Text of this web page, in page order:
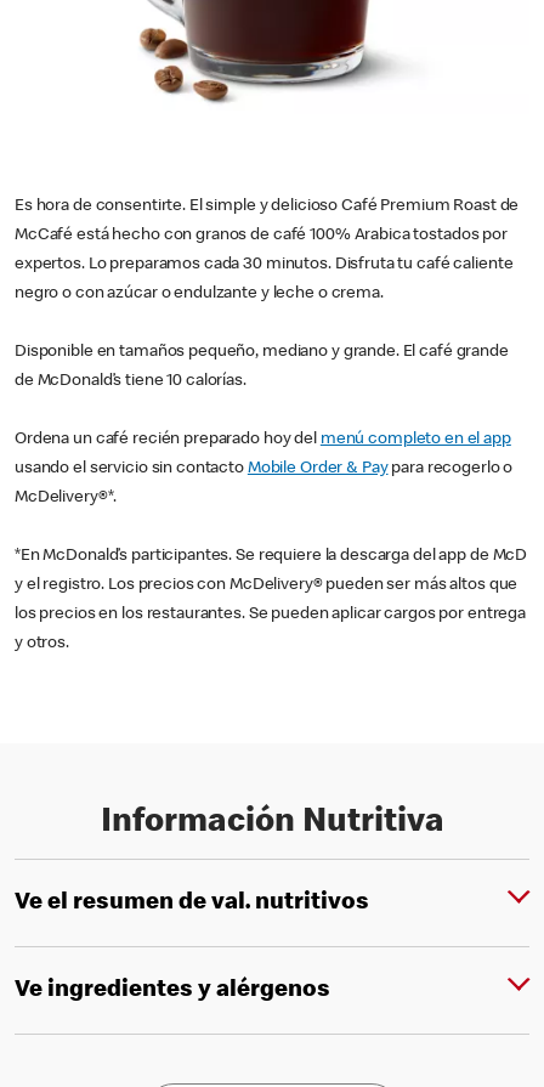
Es hora de consentirte. El simple y delicioso Café Premium Roast de
McCafé está hecho con granos de café 100% Arabica tostados por
expertos. Lo preparamos cada 30 minutos. Disfruta tu café caliente
negro o con azúcar o endulzante y leche o crema.
Disponible en tamaños pequeño, mediano y grande. El café grande
de McDonald’s tiene 10 calorías.
Ordena un café recién preparado hoy del menú completo en el app
usando el servicio sin contacto Mobile Order & Paypara recogerlo o
McDelivery®*.
*En McDonald’s participantes. Se requiere la descarga del app de McD
y el registro. Los precios con McDelivery® pueden ser más altos que
los precios en los restaurantes. Se pueden aplicar cargos por entrega
y otros.
Información Nutritiva
Ve el resumen de val. nutritivos
Ve ingredientes y alérgenos